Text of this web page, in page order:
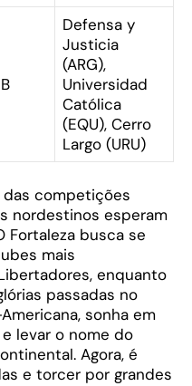
B
Defensa y
Justicia
(ARG),
Universidad
Católica
(EQU), Cerro
Largo (URU)
das competições
nordestinos esperam
Fortaleza busca se
mais
enquanto
passadas no
sonha em
levar o nome do
Agora, é
e torcer por grandes